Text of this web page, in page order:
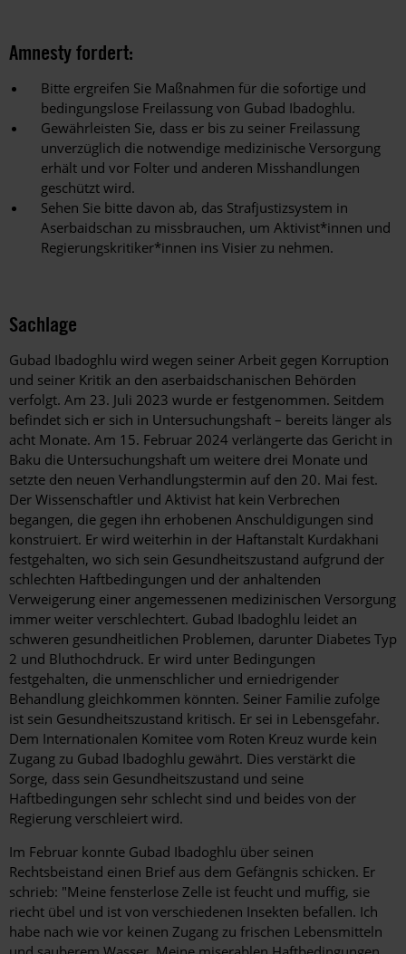
Amnesty fordert:
Bitte ergreifen Sie Maßnahmen für die sofortige und
bedingungslose Freilassung von Gubad Ibadoghlu.
Gewährleisten Sie, dass er bis zu seiner Freilassung
unverzüglich die notwendige medizinische Versorgung
erhält und vor Folter und anderen Misshandlungen
geschützt wird.
Sehen Sie bitte davon ab, das Strafjustizsystem in
Aserbaidschan zu missbrauchen, um Aktivist*innen und
Regierungskritiker*innen ins Visier zu nehmen.
Sachlage
Gubad Ibadoghlu wird wegen seiner Arbeit gegen Korruption
und seiner Kritik an den aserbaidschanischen Behörden
verfolgt. Am 23. Juli 2023 wurde er festgenommen. Seitdem
befindet sich er sich in Untersuchungshaft – bereits länger als
acht Monate. Am 15. Februar 2024 verlängerte das Gericht in
Baku die Untersuchungshaft um weitere drei Monate und
setzte den neuen Verhandlungstermin auf den 20. Mai fest.
Der Wissenschaftler und Aktivist hat kein Verbrechen
begangen, die gegen ihn erhobenen Anschuldigungen sind
konstruiert. Er wird weiterhin in der Haftanstalt Kurdakhani
festgehalten, wo sich sein Gesundheitszustand aufgrund der
schlechten Haftbedingungen und der anhaltenden
Verweigerung einer angemessenen medizinischen Versorgung
immer weiter verschlechtert. Gubad Ibadoghlu leidet an
schweren gesundheitlichen Problemen, darunter Diabetes Typ
2 und Bluthochdruck. Er wird unter Bedingungen
festgehalten, die unmenschlicher und erniedrigender
Behandlung gleichkommen könnten. Seiner Familie zufolge
ist sein Gesundheitszustand kritisch. Er sei in Lebensgefahr.
Dem Internationalen Komitee vom Roten Kreuz wurde kein
Zugang zu Gubad Ibadoghlu gewährt. Dies verstärkt die
Sorge, dass sein Gesundheitszustand und seine
Haftbedingungen sehr schlecht sind und beides von der
Regierung verschleiert wird.
Im Februar konnte Gubad Ibadoghlu über seinen
Rechtsbeistand einen Brief aus dem Gefängnis schicken. Er
schrieb: "Meine fensterlose Zelle ist feucht und muffig, sie
riecht übel und ist von verschiedenen Insekten befallen. Ich
habe nach wie vor keinen Zugang zu frischen Lebensmitteln